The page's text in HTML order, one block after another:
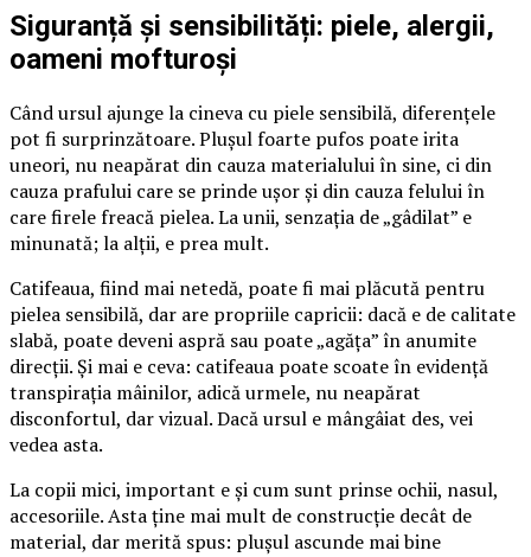
Siguranță și sensibilități: piele, alergii,
oameni mofturoși
Când ursul ajunge la cineva cu piele sensibilă, diferențele
pot fi surprinzătoare. Plușul foarte pufos poate irita
uneori, nu neapărat din cauza materialului în sine, ci din
cauza prafului care se prinde ușor și din cauza felului în
care firele freacă pielea. La unii, senzația de „gâdilat” e
minunată; la alții, e prea mult.
Catifeaua, fiind mai netedă, poate fi mai plăcută pentru
pielea sensibilă, dar are propriile capricii: dacă e de calitate
slabă, poate deveni aspră sau poate „agăța” în anumite
direcții. Și mai e ceva: catifeaua poate scoate în evidență
transpirația mâinilor, adică urmele, nu neapărat
disconfortul, dar vizual. Dacă ursul e mângâiat des, vei
vedea asta.
La copii mici, important e și cum sunt prinse ochii, nasul,
accesoriile. Asta ține mai mult de construcție decât de
material, dar merită spus: plușul ascunde mai bine